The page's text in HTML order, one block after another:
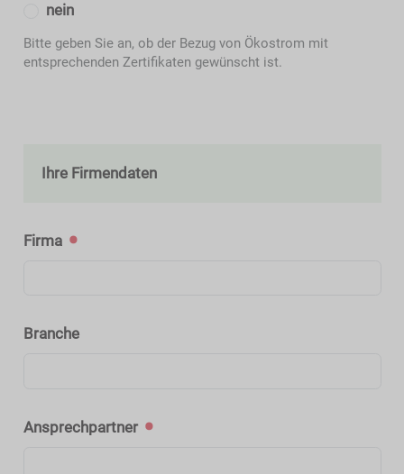
nein
Bitte geben Sie an, ob der Bezug von Ökostrom mit
entsprechenden Zertifikaten gewünscht ist.
Ihre Firmendaten
Firma
Branche
Ansprechpartner